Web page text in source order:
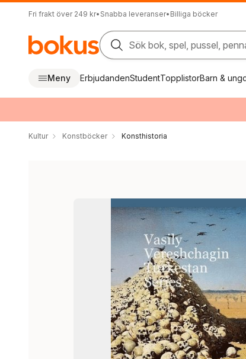
Fri frakt över 249 kr• Snabba leveranser• Billiga böcker
Sök bok, spel, pussel,
Meny ErbjudandenStudentTopplistorBarn &
Kultur Konstböcker Konsthistoria